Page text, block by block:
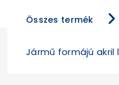
Összes termék
Jármű formájú